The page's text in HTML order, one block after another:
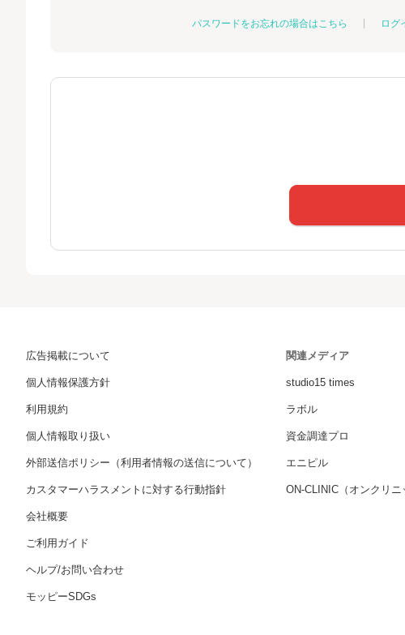
パスワードをお忘れの場合はこちら ログ
広告掲載について
個人情報保護方針
利用規約
個人情報取り扱い
外部送信ポリシー（利用者情報の送信について）
カスタマーハラスメントに対する行動指針
会社概要
ご利用ガイド
ヘルプ/お問い合わせ
モッピーSDGs
関連メディア
studio15 times
ラボル
資金調達プロ
エニピル
ON-CLINIC（オンクリニ